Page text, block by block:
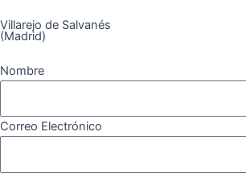
Villarejo de Salvanés
(Madrid)
Nombre
Correo Electrónico